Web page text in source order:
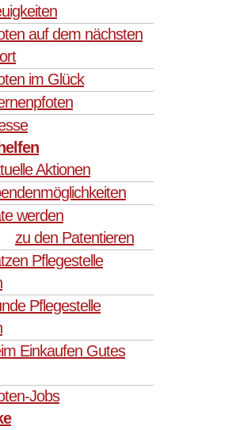
auf dem nächsten
im Glück
Aktionen
werden
zu den Patentieren
Pflegestelle
Pflegestelle
Einkaufen Gutes
Jobs